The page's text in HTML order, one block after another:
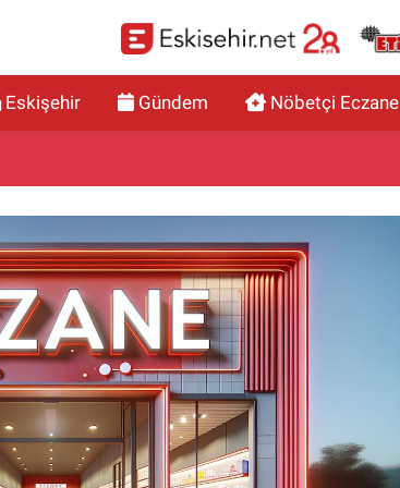
Eskişehir Gündem Nöbetçi Eczane